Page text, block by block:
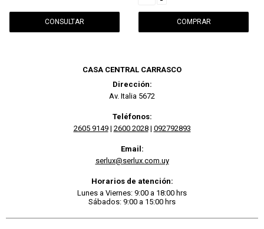
CONSULTAR
CASA CENTRAL CARRASCO
Dirección:
Av. Italia 5672
Teléfonos:
2605 9149| 2600 2028| 092792893
Email:
serlux@serlux.com.uy
Horarios de atención:
Lunes a Viernes: 9:00 a 18:00 hrs
Sábados: 9:00 a 15:00 hrs